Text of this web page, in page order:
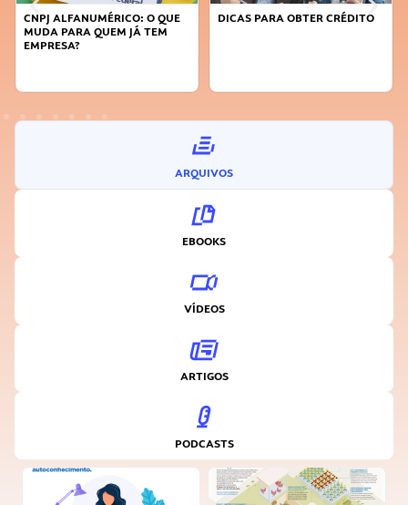
CNPJ ALFANUMÉRICO: O QUE
MUDA PARA QUEM JÁ TEM
EMPRESA?
DICAS PARA OBTER CRÉDITO
ARQUIVOS
EBOOKS
VÍDEOS
ARTIGOS
PODCASTS